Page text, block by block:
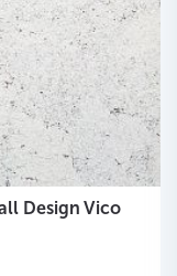
Design Vico